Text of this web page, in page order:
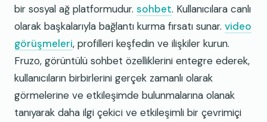
bir sosyal ağ platformudur. sohbet. Kullanıcılara canlı
olarak başkalarıyla bağlantı kurma fırsatı sunar. video
görüşmeleri, profilleri keşfedin ve ilişkiler kurun.
Fruzo, görüntülü sohbet özelliklerini entegre ederek,
kullanıcıların birbirlerini gerçek zamanlı olarak
görmelerine ve etkileşimde bulunmalarına olanak
tanıyarak daha ilgi çekici ve etkileşimli bir çevrimiçi